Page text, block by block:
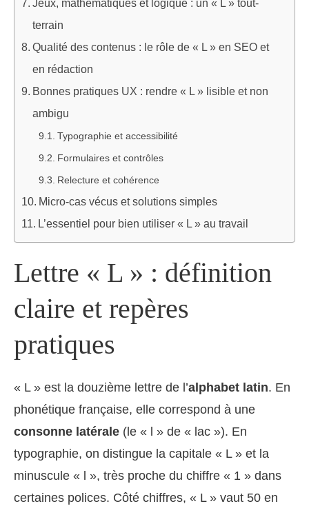
Jeux, mathématiques et logique : un « L » tout-
terrain
Qualité des contenus : le rôle de « L » en SEO et
en rédaction
Bonnes pratiques UX : rendre « L » lisible et non
ambigu
Typographie et accessibilité
Formulaires et contrôles
Relecture et cohérence
Micro‑cas vécus et solutions simples
L’essentiel pour bien utiliser « L » au travail
Lettre « L » : définition
claire et repères
pratiques
« L » est la douzième lettre de l’alphabet latin. En
phonétique française, elle correspond à une
consonne latérale (le « l » de « lac »). En
typographie, on distingue la capitale « L » et la
minuscule « l », très proche du chiffre « 1 » dans
certaines polices. Côté chiffres, « L » vaut 50 en